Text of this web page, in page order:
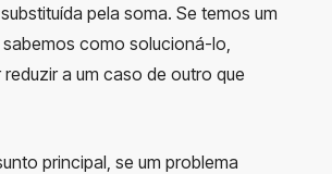
pela soma. Se temos um
como solucioná-lo,
a um caso de outro que
principal, se um problema